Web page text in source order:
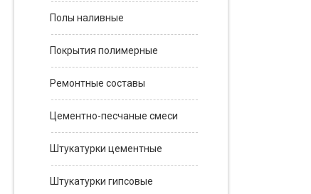
Полы наливные
Покрытия полимерные
Ремонтные составы
Цементно-песчаные смеси
Штукатурки цементные
Штукатурки гипсовые